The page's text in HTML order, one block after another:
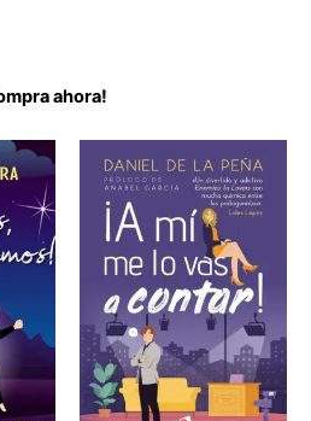
ahora!